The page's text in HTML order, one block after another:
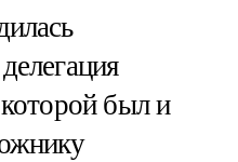
был и